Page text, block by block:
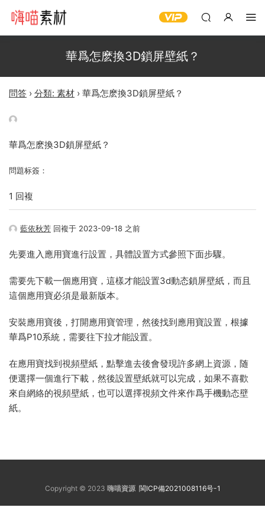
華爲怎麽換3D鎖屏壁紙？
問答 › 分類: 素材 › 華爲怎麽換3D鎖屏壁紙？
華爲怎麽換3D鎖屏壁紙？
問題标簽：
1 回複
藍依秋芳 回複于 2023-09-18 之前
先要進入應用寶進行設置，具體設置方式參照下面步驟。
需要先下載一個應用寶，這樣才能設置3d動态鎖屏壁紙，而且
這個應用寶必須是最新版本。
安裝應用寶後，打開應用寶管理，然後找到應用寶設置，根據
華爲P10系統，需要往下拉才能設置。
在應用寶找到視頻壁紙，點擊進去後會發現許多網上資源，随
便選擇一個進行下載，然後設置壁紙就可以完成，如果不喜歡
來自網絡的視頻壁紙，也可以選擇視頻文件來作爲手機動态壁
紙。
Copyright © 2023 嗨喵資源 閩ICP備2021008116号-1